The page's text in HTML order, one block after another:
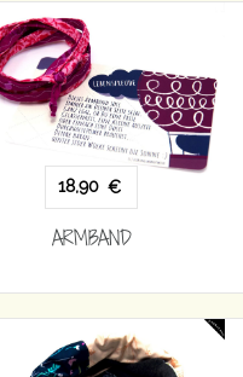
18,90 €
ARMBAND